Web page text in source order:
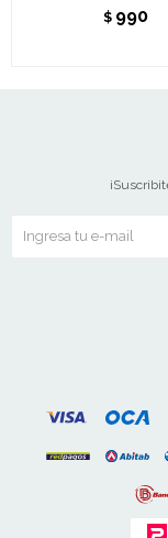
$ 990